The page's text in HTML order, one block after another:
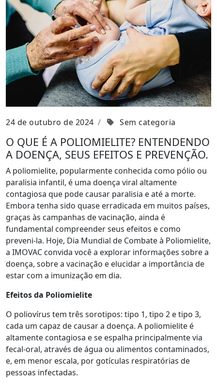
24 de outubro de 2024 Sem categoria
O QUE É A POLIOMIELITE? ENTENDENDO
A DOENÇA, SEUS EFEITOS E PREVENÇÃO.
A poliomielite, popularmente conhecida como pólio ou
paralisia infantil, é uma doença viral altamente
contagiosa que pode causar paralisia e até a morte.
Embora tenha sido quase erradicada em muitos países,
graças às campanhas de vacinação, ainda é
fundamental compreender seus efeitos e como
preveni-la. Hoje, Dia Mundial de Combate à Poliomielite,
a IMOVAC convida você a explorar informações sobre a
doença, sobre a vacinação e elucidar a importância de
estar com a imunização em dia.
Efeitos da Poliomielite
O poliovírus tem três sorotipos: tipo 1, tipo 2 e tipo 3,
cada um capaz de causar a doença. A poliomielite é
altamente contagiosa e se espalha principalmente via
fecal-oral, através de água ou alimentos contaminados,
e, em menor escala, por gotículas respiratórias de
pessoas infectadas.